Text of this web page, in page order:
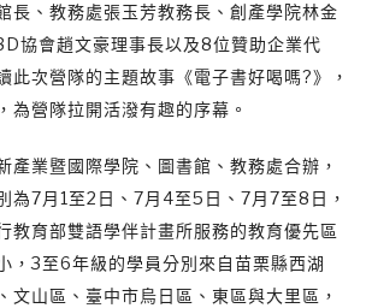
長、教務處張玉芳教務長、創產學院林金
協會趙文豪理事長以及8位贊助企業代
此次營隊的主題故事《電子書好喝嗎?》，
為營隊拉開活潑有趣的序幕。
產業暨國際學院、圖書館、教務處合辦，
為7月1至2日、7月4至5日、7月7至8日，
教育部雙語學伴計畫所服務的教育優先區
，3至6年級的學員分別來自苗栗縣西湖
文山區、臺中市烏日區、東區與大里區，